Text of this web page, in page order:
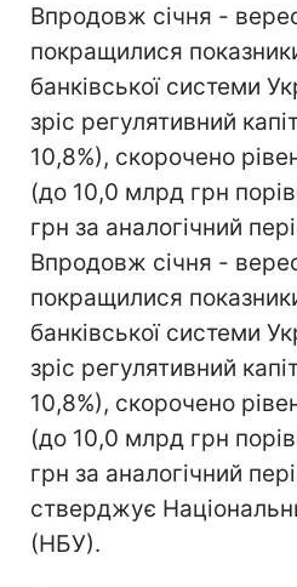
Впродовж січня -
покращилися
банківської системи
зріс регулятивний
10,8%), скорочено
(до 10,0 млрд грн
грн за аналогічний
Впродовж січня -
покращилися
банківської системи
зріс регулятивний
10,8%), скорочено
(до 10,0 млрд грн
грн за аналогічний
стверджує
(НБУ).